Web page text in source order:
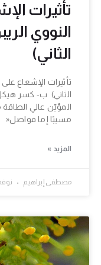
تأثيرات
الثاني)
الثاني) ب- كسر
المؤيّن عالي
مسببًا إما فواصل«
المزيد »
مصطفى إبراهيم نوفمبر